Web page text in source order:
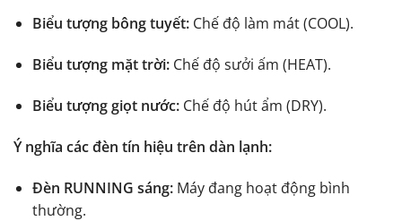
Biểu tượng bông tuyết:Chế độ làm mát (COOL).
Biểu tượng mặt trời:Chế độ sưởi ấm (HEAT).
Biểu tượng giọt nước:Chế độ hút ẩm (DRY).
Ý nghĩa các đèn tín hiệu trên dàn lạnh:
Đèn RUNNING sáng:Máy đang hoạt động bình
thường.